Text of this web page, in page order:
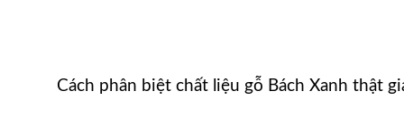
Cách phân biệt chất liệu gỗ Bách Xanh thật